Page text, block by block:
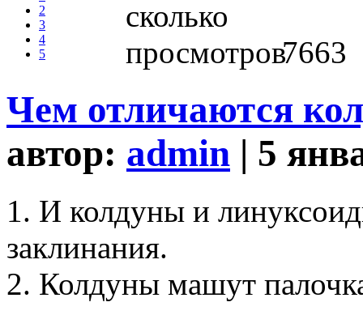
2
3
4
5
7663
Чем отличаются
автор: admin | 5
1. И колдуны и
заклинания.
2. Колдуны машут